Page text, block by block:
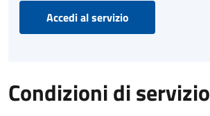
Accedi al servizio
Condizioni di servizio